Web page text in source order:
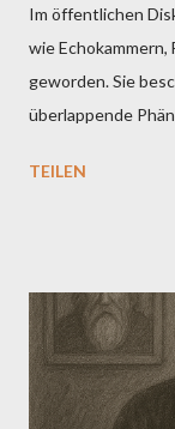
Im öffentlichen
wie
geworden. Sie
überlappende
weitergeben. Aus
mögen, so
kommunikative
dominieren und
TEILEN